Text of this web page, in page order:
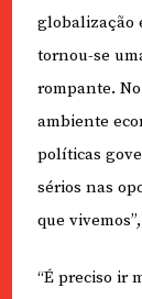
globalização
tornou-se
rompante.
ambiente
políticas
sérios nas
que
“É preciso ir